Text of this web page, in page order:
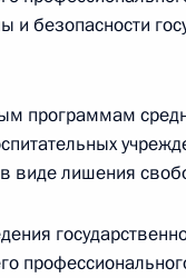
Федерации об
г. № 266-ФЗ
Федерации
и безопасности
программам
виде лишения